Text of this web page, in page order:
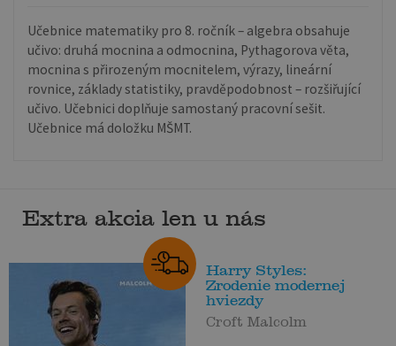
Učebnice matematiky pro 8. ročník – algebra obsahuje
učivo: druhá mocnina a odmocnina, Pythagorova věta,
mocnina s přirozeným mocnitelem, výrazy, lineární
rovnice, základy statistiky, pravděpodobnost – rozšiřující
učivo. Učebnici doplňuje samostaný pracovní sešit.
Učebnice má doložku MŠMT.
Extra akcia len u nás
Harry Styles:
Zrodenie modernej
hviezdy
Croft Malcolm